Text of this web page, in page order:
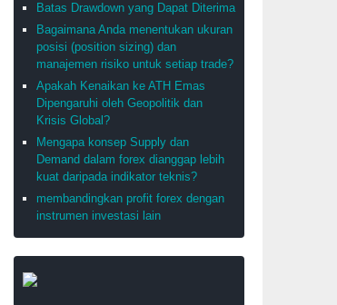
Batas Drawdown yang Dapat Diterima
Bagaimana Anda menentukan ukuran
posisi (position sizing) dan
manajemen risiko untuk setiap trade?
Apakah Kenaikan ke ATH Emas
Dipengaruhi oleh Geopolitik dan
Krisis Global?
Mengapa konsep Supply dan
Demand dalam forex dianggap lebih
kuat daripada indikator teknis?
membandingkan profit forex dengan
instrumen investasi lain